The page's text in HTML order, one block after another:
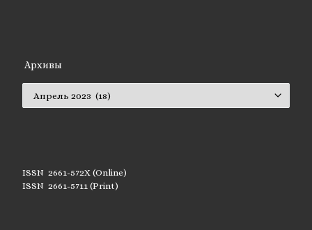
Архивы
ISSN 2661-572X (Online)
ISSN 2661-5711 (Print)